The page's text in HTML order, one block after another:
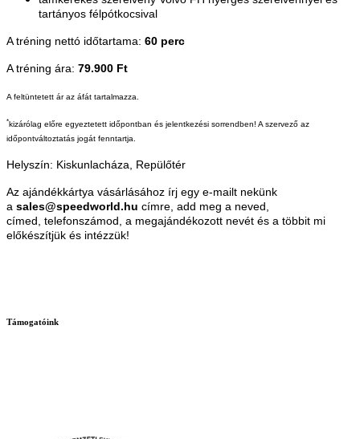
tartányos félpótkocsival
A tréning nettó időtartama: 60 perc
A tréning ára: 79.900 Ft
A feltüntetett ár az áfát tartalmazza.
*kizárólag előre egyeztetett időpontban és jelentkezési sorrendben! A szervező az
időpontváltoztatás jogát fenntartja.
Helyszín: Kiskunlacháza, Repülőtér
Az ajándékkártya vásárlásához írj egy e-mailt nekünk
a sales@speedworld.hu címre, add meg a neved,
címed, telefonszámod, a megajándékozott nevét és a többit mi
előkészítjük és intézzük!
Támogatóink